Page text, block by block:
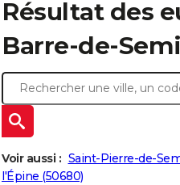
Résultat des
Barre-de-
Voir aussi : Saint-Pierre-de-
l'Épine (50680)